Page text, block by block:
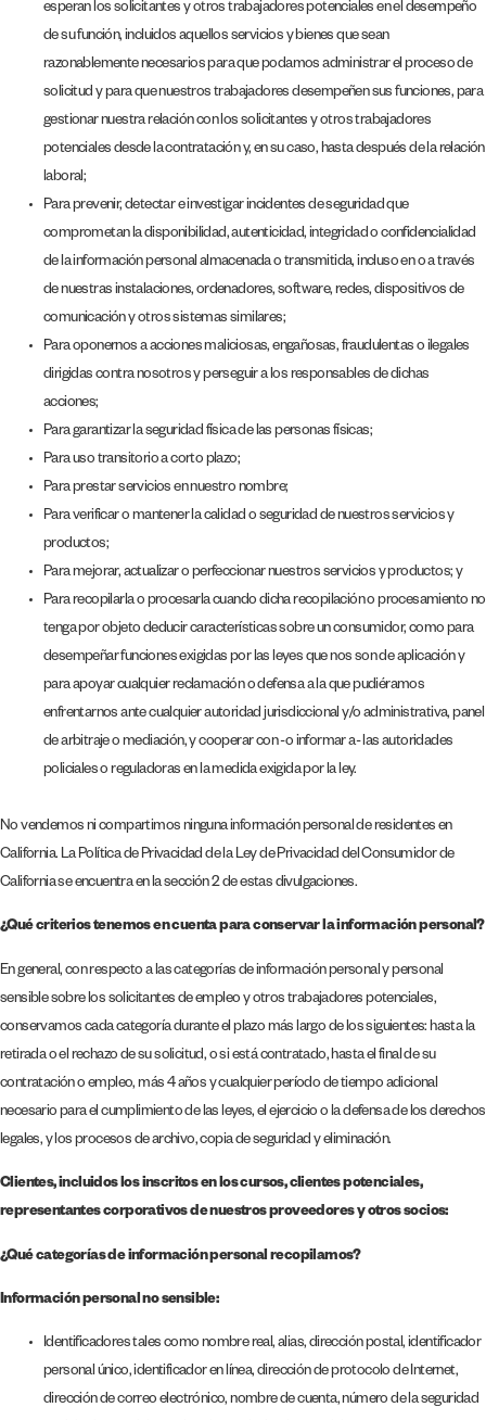
esperan los solicitantes y otros trabajadores potenciales en el desempeño
de su función, incluidos aquellos servicios y bienes que sean
razonablemente necesarios para que podamos administrar el proceso de
solicitud y para que nuestros trabajadores desempeñen sus funciones, para
gestionar nuestra relación con los solicitantes y otros trabajadores
potenciales desde la contratación y, en su caso, hasta después de la relación
laboral;
Para prevenir, detectar e investigar incidentes de seguridad que
comprometan la disponibilidad, autenticidad, integridad o confidencialidad
de la información personal almacenada o transmitida, incluso en o a través
de nuestras instalaciones, ordenadores, software, redes, dispositivos de
comunicación y otros sistemas similares;
Para oponernos a acciones maliciosas, engañosas, fraudulentas o ilegales
dirigidas contra nosotros y perseguir a los responsables de dichas
acciones;
Para garantizar la seguridad física de las personas físicas;
Para uso transitorio a corto plazo;
Para prestar servicios en nuestro nombre;
Para verificar o mantener la calidad o seguridad de nuestros servicios y
productos;
Para mejorar, actualizar o perfeccionar nuestros servicios y productos; y
Para recopilarla o procesarla cuando dicha recopilación o procesamiento no
tenga por objeto deducir características sobre un consumidor, como para
desempeñar funciones exigidas por las leyes que nos son de aplicación y
para apoyar cualquier reclamación o defensa a la que pudiéramos
enfrentarnos ante cualquier autoridad jurisdiccional y/o administrativa, panel
de arbitraje o mediación, y cooperar con -o informar a- las autoridades
policiales o reguladoras en la medida exigida por la ley.
No vendemos ni compartimos ninguna información personal de residentes en
California. La Política de Privacidad de la Ley de Privacidad del Consumidor de
California se encuentra en la sección 2 de estas divulgaciones.
¿Qué criterios tenemos en cuenta para conservar la información personal?
En general, con respecto a las categorías de información personal y personal
sensible sobre los solicitantes de empleo y otros trabajadores potenciales,
conservamos cada categoría durante el plazo más largo de los siguientes: hasta la
retirada o el rechazo de su solicitud, o si está contratado, hasta el final de su
contratación o empleo, más 4 años y cualquier período de tiempo adicional
necesario para el cumplimiento de las leyes, el ejercicio o la defensa de los derechos
legales, y los procesos de archivo, copia de seguridad y eliminación.
Clientes, incluidos los inscritos en los cursos, clientes potenciales,
representantes corporativos de nuestros proveedores y otros socios:
¿Qué categorías de información personal recopilamos?
Información personal no sensible:
Identificadores tales como nombre real, alias, dirección postal, identificador
personal único, identificador en línea, dirección de protocolo de Internet,
dirección de correo electrónico, nombre de cuenta, número de la seguridad